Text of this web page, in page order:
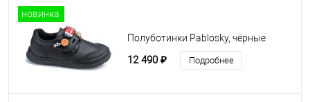
новинка
Полуботинки Pablosky, чёрные
12 490 ₽ Подробнее